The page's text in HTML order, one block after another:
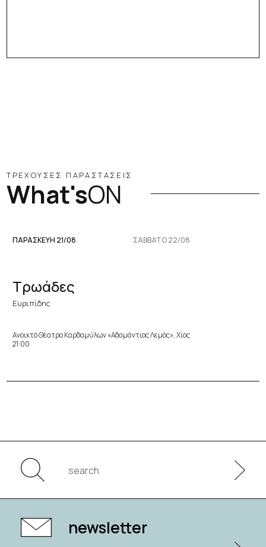
ΤΡΕΧΟΥΣΕΣ ΠΑΡΑΣΤΑΣΕΙΣ
What'sON
ΠΑΡΑΣΚΕΥΉ 21/08 ΣΆΒΒΑΤΟ 22/08
Τρωάδες
Ευριπίδης
Ανοικτό Θέατρο Καρδαμύλων «Αδαμάντιος Λεμός», Χίος
21:00
newsletter